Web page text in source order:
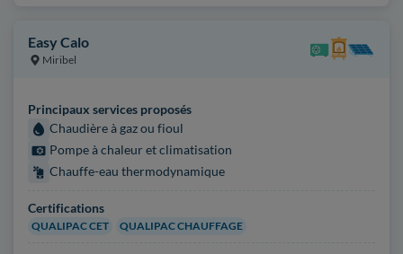
Easy Calo
Miribel
Principaux services proposés
Chaudière à gaz ou fioul
Pompe à chaleur et climatisation
Chauffe-eau thermodynamique
Certifications
QUALIPAC CET QUALIPAC CHAUFFAGE